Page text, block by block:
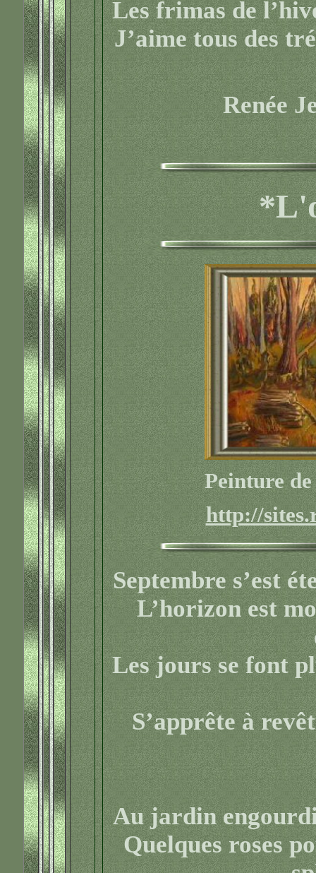
Les frimas de
J’aime tous des
Renée
Peinture
http://
Septembre s’est
L’horizon est
Les jours se font
S’apprête à
Au jardin
Quelques roses